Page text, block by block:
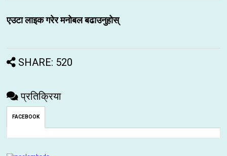
एउटा लाइक गरेर मनोबल बढाउनुहोस्
SHARE: 520
प्रतिक्रिया
FACEBOOK